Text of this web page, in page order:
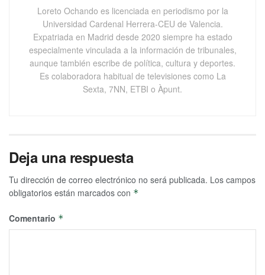
Loreto Ochando es licenciada en periodismo por la
Universidad Cardenal Herrera-CEU de Valencia.
Expatriada en Madrid desde 2020 siempre ha estado
especialmente vinculada a la información de tribunales,
aunque también escribe de política, cultura y deportes.
Es colaboradora habitual de televisiones como La
Sexta, 7NN, ETBI o Àpunt.
Deja una respuesta
Tu dirección de correo electrónico no será publicada. Los campos
obligatorios están marcados con *
Comentario *